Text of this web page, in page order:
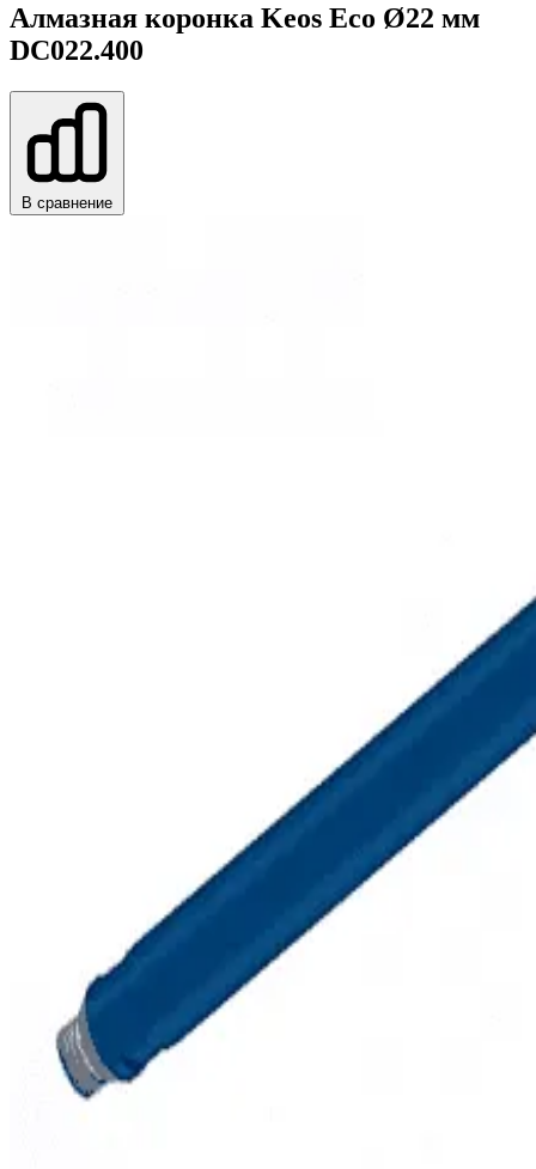
Алмазная коронка Keos Eco Ø22 мм
DC022.400
В сравнение